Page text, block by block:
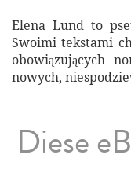
Elena Lund to
Swoimi tekstami
obowiązujących
nowych,
Diese